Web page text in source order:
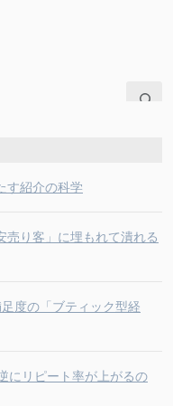
す紹介の科学
売り客」に埋もれて潰れる
度の「ブティック型経
にリピート率が上がるの